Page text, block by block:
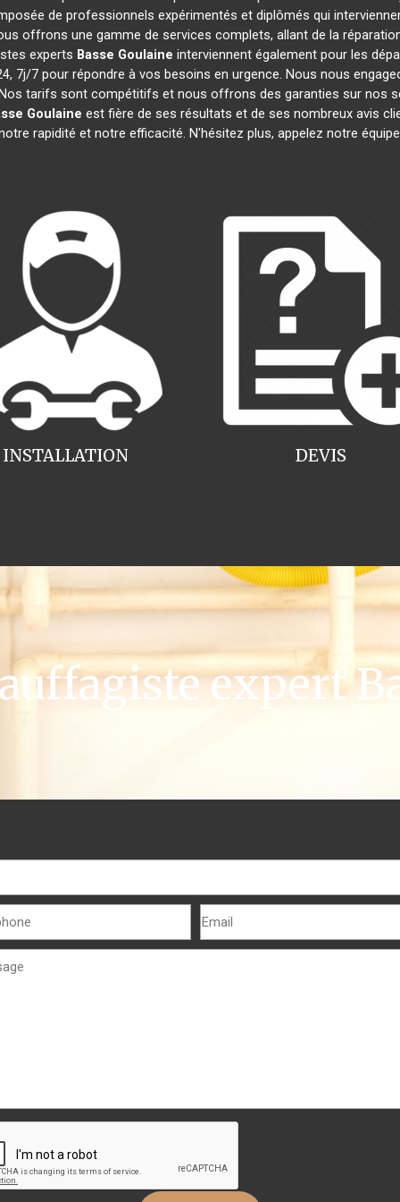
de professionnels expérimentés et diplômés qui
offrons une gamme de services complets, allant de la
experts Basse Goulaine interviennent également pour les
7j/7 pour répondre à vos besoins en urgence. Nous nous
tarifs sont compétitifs et nous offrons des garanties sur nos
Goulaine est fière de ses résultats et de ses nombreux avis
rapidité et notre efficacité. N'hésitez plus, appelez notre
INSTALLATION DEVIS
expert